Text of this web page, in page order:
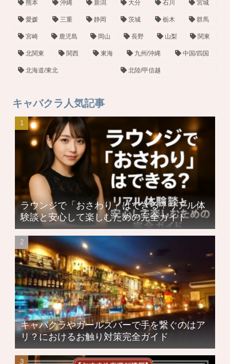
熊本 沖縄 新潟 大分 石川 宮城
愛媛 三重 静岡 茨城 栃木 群馬
宮崎 鹿児島 岡山 長野 山梨 関東
北関東 関西 東海 九州/沖縄 中国/四国
北海道/東北 北陸/甲信越
キャバクラ人気記事
ラウンジで「おさわり」はできる？リアル体
験談と安心して楽しむための完全ガイド
キャバクラやガールズバーで手を繋ぐのはア
リ？におけるお触り対策完全ガイド